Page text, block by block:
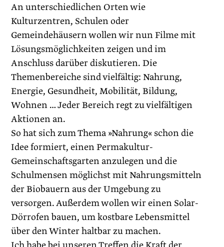
An unterschiedlichen Orten wie
Kulturzentren, Schulen oder
Gemeindehäusern wollen wir nun Filme mit
Lösungsmöglichkeiten zeigen und im
Anschluss darüber diskutieren. Die
Themenbereiche sind vielfältig: Nahrung,
Energie, Gesundheit, Mobilität, Bildung,
Wohnen … Jeder ­Bereich regt zu vielfältigen
Aktionen an.
So hat sich zum Thema »Nahrung« schon die
Idee formiert, einen Permakultur-
Gemeinschaftsgarten anzulegen und die
Schulmensen möglichst mit Nahrungsmitteln
der Biobauern aus der Umgebung zu
versorgen. Außerdem wollen wir einen Solar-
Dörrofen bauen, um kostbare Lebensmittel
über den Winter haltbar zu machen.